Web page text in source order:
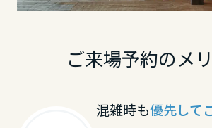
ご来場予約のメ
混雑時も優先して
鳥取県